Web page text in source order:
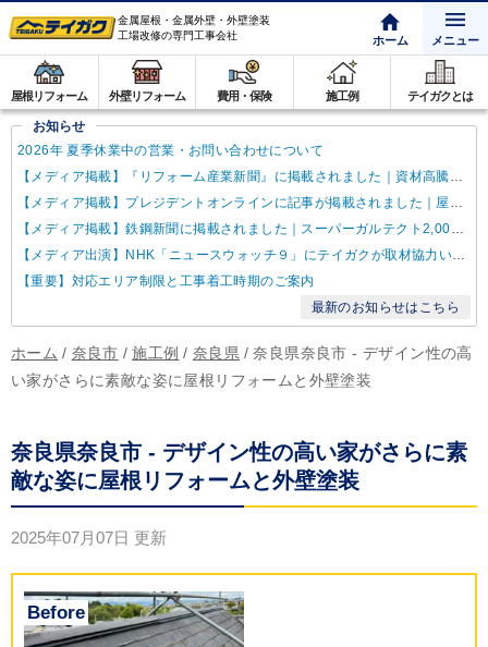
金属屋根・金属外壁・外壁塗装
工場改修の専門工事会社
ホーム メニュー
屋根リフォーム 外壁リフォーム 費用・保険 施工例 テイガクとは
お知らせ
2026年 夏季休業中の営業・お問い合わせについて
【メディア掲載】『リフォーム産業新聞』に掲載されました｜資材高騰・納期遅延に対するテイガクの取り組み
【メディア掲載】プレジデントオンラインに記事が掲載されました｜屋根点検商法について解説
【メディア掲載】鉄鋼新聞に掲載されました｜スーパーガルテクト2,000万㎡達成
【メディア出演】NHK「ニュースウォッチ９」にテイガクが取材協力いたしました
【重要】対応エリア制限と工事着工時期のご案内
最新のお知らせはこちら
ホーム / 奈良市 / 施工例 / 奈良県 / 奈良県奈良市 - デザイン性の高
い家がさらに素敵な姿に屋根リフォームと外壁塗装
奈良県奈良市 - デザイン性の高い家がさらに素
敵な姿に屋根リフォームと外壁塗装
2025年07月07日 更新